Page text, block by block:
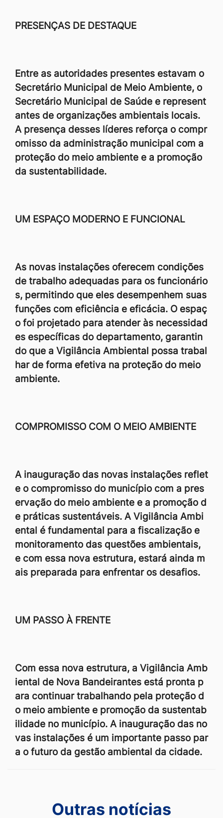
PRESENÇAS DE DESTAQUE
Entre as autoridades presentes estavam o
Secretário Municipal de Meio Ambiente, o
Secretário Municipal de Saúde e represent
antes de organizações ambientais locais.
A presença desses líderes reforça o compr
omisso da administração municipal com a
proteção do meio ambiente e a promoção
da sustentabilidade.
UM ESPAÇO MODERNO E FUNCIONAL
As novas instalações oferecem condições
de trabalho adequadas para os funcionário
s, permitindo que eles desempenhem suas
funções com eficiência e eficácia. O espaç
o foi projetado para atender às necessidad
es específicas do departamento, garantin
do que a Vigilância Ambiental possa trabal
har de forma efetiva na proteção do meio
ambiente.
COMPROMISSO COM O MEIO AMBIENTE
A inauguração das novas instalações reflet
e o compromisso do município com a pres
ervação do meio ambiente e a promoção d
e práticas sustentáveis. A Vigilância Ambi
ental é fundamental para a fiscalização e
monitoramento das questões ambientais,
e com essa nova estrutura, estará ainda m
ais preparada para enfrentar os desafios.
UM PASSO À FRENTE
Com essa nova estrutura, a Vigilância Amb
iental de Nova Bandeirantes está pronta p
ara continuar trabalhando pela proteção d
o meio ambiente e promoção da sustentab
ilidade no município. A inauguração das no
vas instalações é um importante passo par
a o futuro da gestão ambiental da cidade.
Outras notícias
Outras notícias